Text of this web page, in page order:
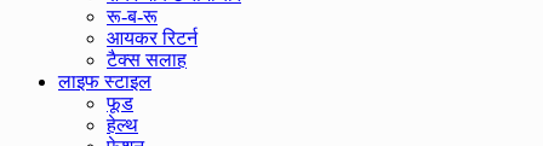
रू-ब-रू
आयकर रिटर्न
टैक्स सलाह
लाइफ स्टाइल
फूड
हेल्थ